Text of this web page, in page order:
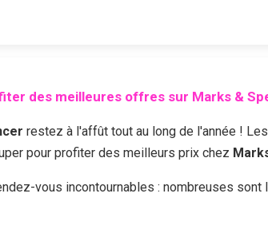
des meilleures offres sur Marks &
restez à l'affût tout au long de l'année !
pour profiter des meilleurs prix chez
vous incontournables : nombreuses